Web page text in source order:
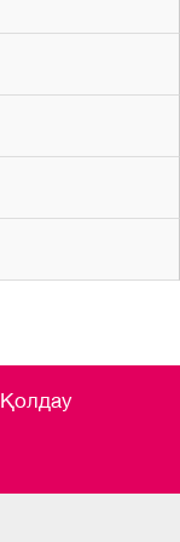
Қолдау